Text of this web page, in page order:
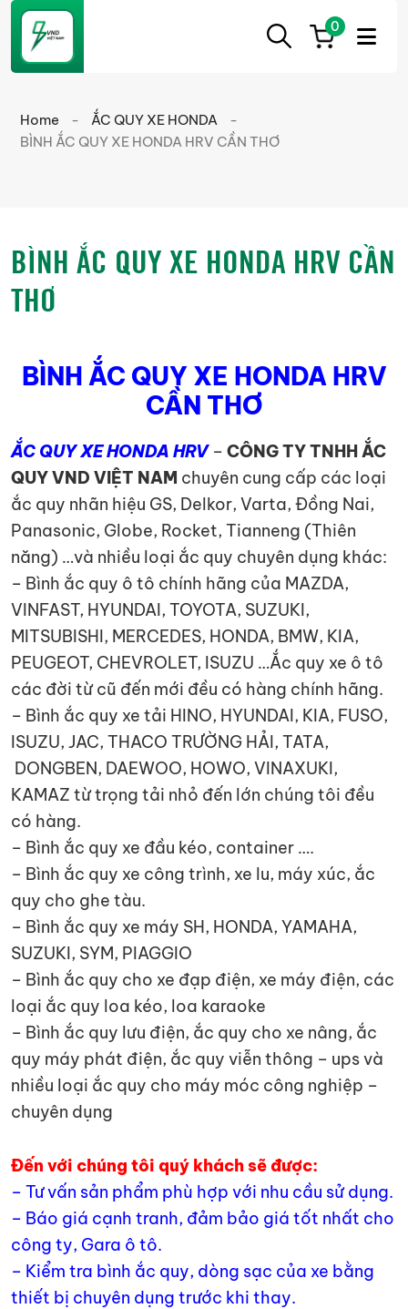
ẮC
CẦN
THƠ
Ắc
Cần
tốt
0
Home - ẮC QUY XE HONDA
-
BÌNH ẮC QUY XE HONDA HRV CẦN THƠ
BÌNH ẮC QUY XE HONDA HRV CẦN
THƠ
BÌNH ẮC QUY XE HONDA HRV
CẦN THƠ
ẮC QUY XE HONDA HRV – CÔNG TY TNHH ẮC
QUY VND VIỆT NAM chuyên cung cấp các loại
ắc quy nhãn hiệu GS, Delkor, Varta, Đồng Nai,
Panasonic, Globe, Rocket, Tianneng (Thiên
năng) …và nhiều loại ắc quy chuyên dụng khác:
– Bình ắc quy ô tô chính hãng của MAZDA,
VINFAST, HYUNDAI, TOYOTA, SUZUKI,
MITSUBISHI, MERCEDES, HONDA, BMW, KIA,
PEUGEOT, CHEVROLET, ISUZU …Ắc quy xe ô tô
các đời từ cũ đến mới đều có hàng chính hãng.
– Bình ắc quy xe tải HINO, HYUNDAI, KIA, FUSO,
ISUZU, JAC, THACO TRƯỜNG HẢI, TATA,
DONGBEN, DAEWOO, HOWO, VINAXUKI,
KAMAZ từ trọng tải nhỏ đến lớn chúng tôi đều
có hàng.
– Bình ắc quy xe đầu kéo, container ….
– Bình ắc quy xe công trình, xe lu, máy xúc, ắc
quy cho ghe tàu.
– Bình ắc quy xe máy SH, HONDA, YAMAHA,
SUZUKI, SYM, PIAGGIO
– Bình ắc quy cho xe đạp điện, xe máy điện, các
loại ắc quy loa kéo, loa karaoke
– Bình ắc quy lưu điện, ắc quy cho xe nâng, ắc
quy máy phát điện, ắc quy viễn thông – ups và
nhiều loại ắc quy cho máy móc công nghiệp –
chuyên dụng
Đến với chúng tôi quý khách sẽ được:
– Tư vấn sản phẩm phù hợp với nhu cầu sử dụng.
– Báo giá cạnh tranh, đảm bảo giá tốt nhất cho
công ty, Gara ô tô.
– Kiểm tra bình ắc quy, dòng sạc của xe bằng
thiết bị chuyên dụng trước khi thay.